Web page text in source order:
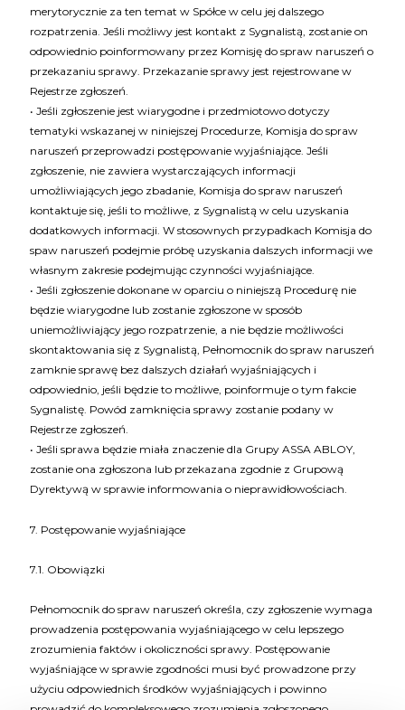
merytorycznie za ten temat w Spółce w celu jej dalszego
rozpatrzenia. Jeśli możliwy jest kontakt z Sygnalistą, zostanie on
odpowiednio poinformowany przez Komisję do spraw naruszeń o
przekazaniu sprawy. Przekazanie sprawy jest rejestrowane w
Rejestrze zgłoszeń.
• Jeśli zgłoszenie jest wiarygodne i przedmiotowo dotyczy
tematyki wskazanej w niniejszej Procedurze, Komisja do spraw
naruszeń przeprowadzi postępowanie wyjaśniające. Jeśli
zgłoszenie, nie zawiera wystarczających informacji
umożliwiających jego zbadanie, Komisja do spraw naruszeń
kontaktuje się, jeśli to możliwe, z Sygnalistą w celu uzyskania
dodatkowych informacji. W stosownych przypadkach Komisja do
spaw naruszeń podejmie próbę uzyskania dalszych informacji we
własnym zakresie podejmując czynności wyjaśniające.
• Jeśli zgłoszenie dokonane w oparciu o niniejszą Procedurę nie
będzie wiarygodne lub zostanie zgłoszone w sposób
uniemożliwiający jego rozpatrzenie, a nie będzie możliwości
skontaktowania się z Sygnalistą, Pełnomocnik do spraw naruszeń
zamknie sprawę bez dalszych działań wyjaśniających i
odpowiednio, jeśli będzie to możliwe, poinformuje o tym fakcie
Sygnalistę. Powód zamknięcia sprawy zostanie podany w
Rejestrze zgłoszeń.
• Jeśli sprawa będzie miała znaczenie dla Grupy ASSA ABLOY,
zostanie ona zgłoszona lub przekazana zgodnie z Grupową
Dyrektywą w sprawie informowania o nieprawidłowościach.
7. Postępowanie wyjaśniające
7.1. Obowiązki
Pełnomocnik do spraw naruszeń określa, czy zgłoszenie wymaga
prowadzenia postępowania wyjaśniającego w celu lepszego
zrozumienia faktów i okoliczności sprawy. Postępowanie
wyjaśniające w sprawie zgodności musi być prowadzone przy
użyciu odpowiednich środków wyjaśniających i powinno